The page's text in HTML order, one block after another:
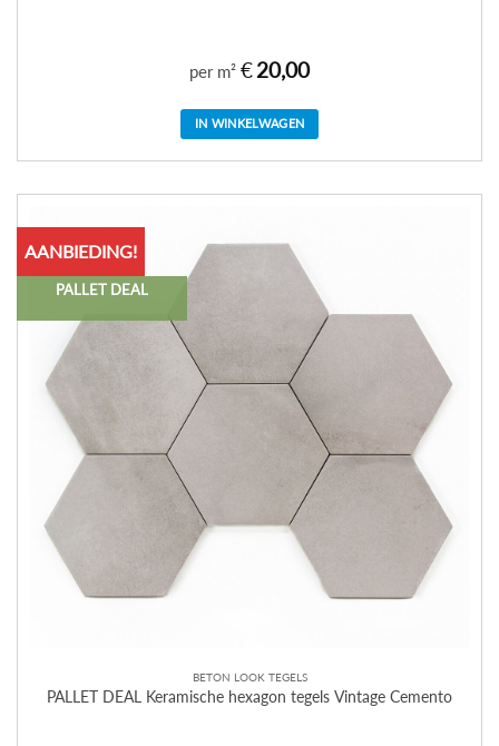
per m² €20,00
IN WINKELWAGEN
AANBIEDING!
PALLET DEAL
BETON LOOK TEGELS
PALLET DEAL Keramische hexagon tegels Vintage Cemento